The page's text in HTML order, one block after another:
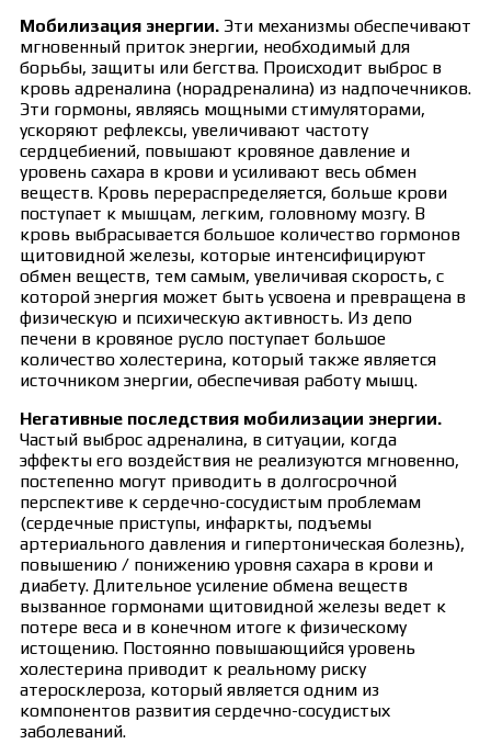
Мобилизация энергии. Эти механизмы обеспечивают
мгновенный приток энергии, необходимый для
борьбы, защиты или бегства. Происходит выброс в
кровь адреналина (норадреналина) из надпочечников.
Эти гормоны, являясь мощными стимуляторами,
ускоряют рефлексы, увеличивают частоту
сердцебиений, повышают кровяное давление и
уровень сахара в крови и усиливают весь обмен
веществ. Кровь перераспределяется, больше крови
поступает к мышцам, легким, головному мозгу. В
кровь выбрасывается большое количество гормонов
щитовидной железы, которые интенсифицируют
обмен веществ, тем самым, увеличивая скорость, с
которой энергия может быть усвоена и превращена в
физическую и психическую активность. Из депо
печени в кровяное русло поступает большое
количество холестерина, который также является
источником энергии, обеспечивая работу мышц.
Негативные последствия мобилизации энергии.
Частый выброс адреналина, в ситуации, когда
эффекты его воздействия не реализуются мгновенно,
постепенно могут приводить в долгосрочной
перспективе к сердечно-сосудистым проблемам
(сердечные приступы, инфаркты, подъемы
артериального давления и гипертоническая болезнь),
повышению / понижению уровня сахара в крови и
диабету. Длительное усиление обмена веществ
вызванное гормонами щитовидной железы ведет к
потере веса и в конечном итоге к физическому
истощению. Постоянно повышающийся уровень
холестерина приводит к реальному риску
атеросклероза, который является одним из
компонентов развития сердечно-сосудистых
заболеваний.